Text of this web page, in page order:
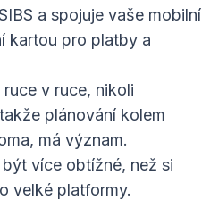
a spojuje vaše mobilní
kartou pro platby a
v ruce, nikoli
plánování kolem
má význam.
více obtížné, než si
velké platformy.